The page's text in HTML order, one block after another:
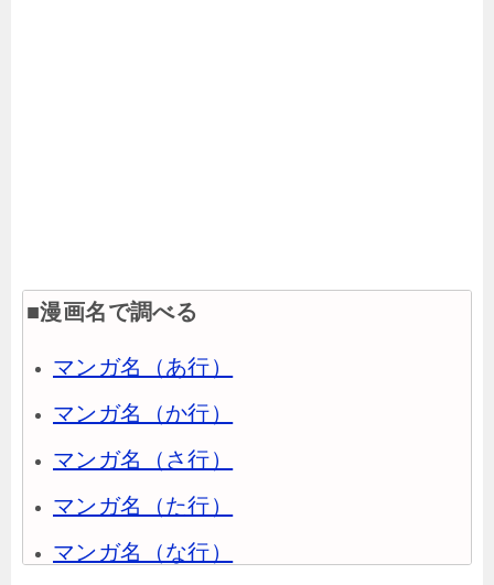
■漫画名で調べる
マンガ名（あ行）
マンガ名（か行）
マンガ名（さ行）
マンガ名（た行）
マンガ名（な行）